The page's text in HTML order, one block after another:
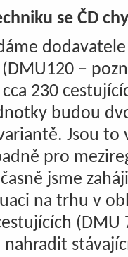
se ČD
–
230
budou
Jsou to
pro
jsme
na trhu v